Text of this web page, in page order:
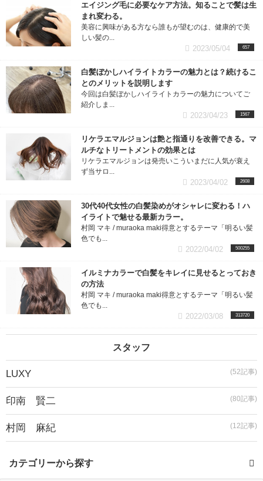
エイジング毛に必要なケア方法。知ることで髪は生
まれ変わる。
美容に興味がある方なら誰もが望むのは、健康的で美
しい髪の...
657
2023/05/04
白髪ぼかしハイライトカラーの魅力とは？続けるこ
とのメリットを説明します
今回は白髪ぼかしハイライトカラーの魅力についてご
紹介しま...
1567
2023/04/23
リケラエマルジョンは艶と指通りを改善できる。マ
ルチなトリートメントの効果とは
リケラエマルジョンは発売いこういまだに人気が衰え
ず当サロ...
2608
2023/04/02
30代40代女性の白髪染めがオシャレに変わる！ハ
イライトで魅せる最新カラー。
村岡 マキ / muraoka maki得意とするテーマ「明るい髪
色でも...
500255
2022/04/02
イルミナカラーで白髪をキレイに見せるとっておき
の方法
村岡 マキ / muraoka maki得意とするテーマ「明るい髪
色でも...
313720
2022/03/08
スタッフ
LUXY (52記事)
印南 賢二 (80記事)
村岡 麻紀 (12記事)
カテゴリーから探す